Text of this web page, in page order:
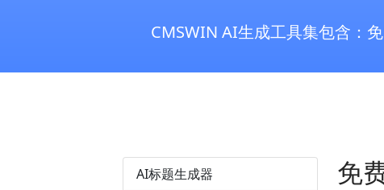
CMSWIN AI生成工具集包含：
AI标题生成器
免